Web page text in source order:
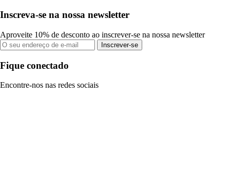
Inscreva-se na nossa newsletter
Aproveite 10% de desconto ao inscrever-se na nossa newsletter
Inscrever-se
Fique conectado
Encontre-nos nas redes sociais